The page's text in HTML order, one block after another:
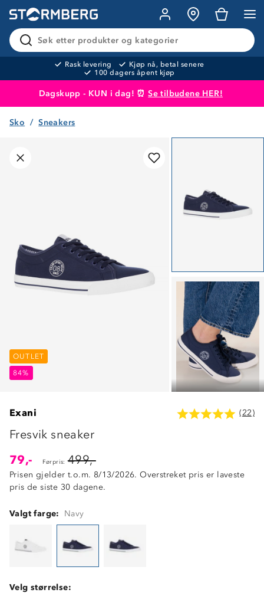
Søk etter produkter og kategorier
Rask levering
Kjøp nå, betal senere
100 dagers åpent kjøp
Dagskupp - KUN i dag! ⏰Se tilbudene HER!
Produktet er lagt i handlekurven
Sko Sneakers
OUTLET
84%
OUTLET
OUTLET
84%
Exani (22)
Fresvik sneaker
79,-
Førpris: 499,-
Prisen gjelder t.o.m. 8/13/2026. Overstreket pris er laveste
pris de siste 30 dagene.
Valgt farge: Navy
Velg størrelse: